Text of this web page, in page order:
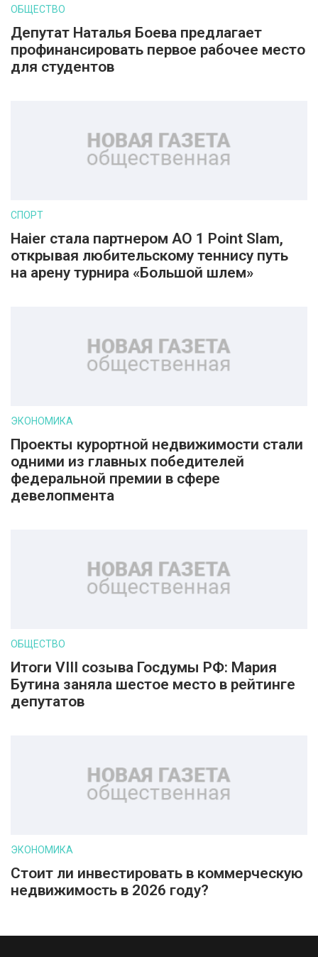
ОБЩЕСТВО
Депутат Наталья Боева предлагает
профинансировать первое рабочее место
для студентов
СПОРТ
Haier стала партнером AO 1 Point Slam,
открывая любительскому теннису путь
на арену турнира «Большой шлем»
ЭКОНОМИКА
Проекты курортной недвижимости стали
одними из главных победителей
федеральной премии в сфере
девелопмента
ОБЩЕСТВО
Итоги VIII созыва Госдумы РФ: Мария
Бутина заняла шестое место в рейтинге
депутатов
ЭКОНОМИКА
Стоит ли инвестировать в коммерческую
недвижимость в 2026 году?